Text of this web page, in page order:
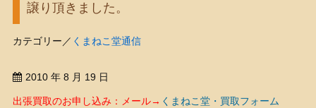
譲り頂きました。
カテゴリー／ くまねこ堂通信
2010 年 8 月 19 日
出張買取のお申し込み：メール→ くまねこ堂・買取フォーム